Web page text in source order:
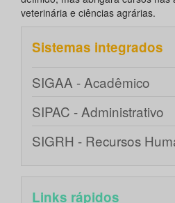
veterinária e ciências agrárias.
Sistemas integrados
SIGAA - Acadêmico
SIPAC - Administrativo
SIGRH - Recursos
Links rápidos